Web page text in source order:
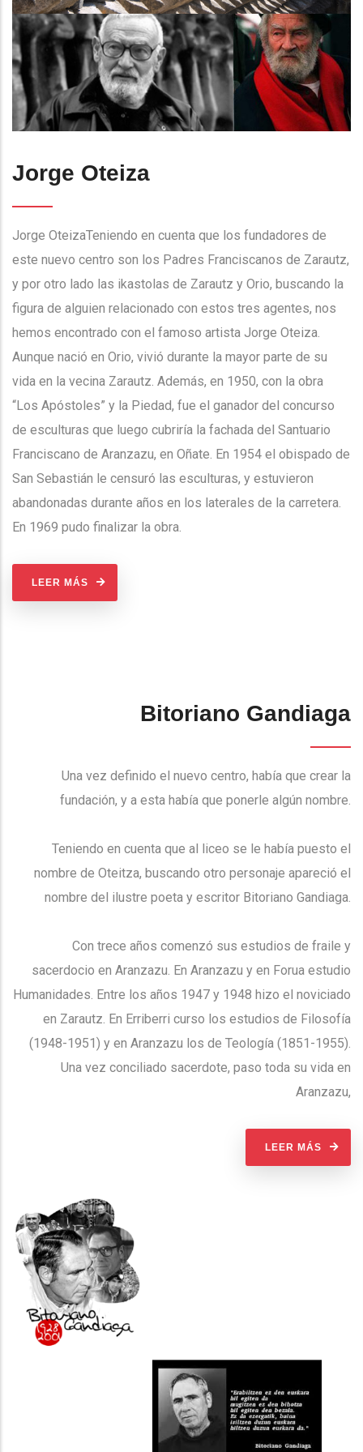
Jorge Oteiza
Jorge OteizaTeniendo en cuenta que los fundadores de
este nuevo centro son los Padres Franciscanos de Zarautz,
y por otro lado las ikastolas de Zarautz y Orio, buscando la
figura de alguien relacionado con estos tres agentes, nos
hemos encontrado con el famoso artista Jorge Oteiza.
Aunque nació en Orio, vivió durante la mayor parte de su
vida en la vecina Zarautz. Además, en 1950, con la obra
“Los Apóstoles” y la Piedad, fue el ganador del concurso
de esculturas que luego cubriría la fachada del Santuario
Franciscano de Aranzazu, en Oñate. En 1954 el obispado de
San Sebastián le censuró las esculturas, y estuvieron
abandonadas durante años en los laterales de la carretera.
En 1969 pudo finalizar la obra.
LEER MÁS
Bitoriano Gandiaga
Una vez definido el nuevo centro, había que crear la
fundación, y a esta había que ponerle algún nombre.
Teniendo en cuenta que al liceo se le había puesto el
nombre de Oteitza, buscando otro personaje apareció el
nombre del ilustre poeta y escritor Bitoriano Gandiaga.
Con trece años comenzó sus estudios de fraile y
sacerdocio en Aranzazu. En Aranzazu y en Forua estudio
Humanidades. Entre los años 1947 y 1948 hizo el noviciado
en Zarautz. En Erriberri curso los estudios de Filosofía
(1948-1951) y en Aranzazu los de Teología (1851-1955).
Una vez conciliado sacerdote, paso toda su vida en
Aranzazu,
LEER MÁS